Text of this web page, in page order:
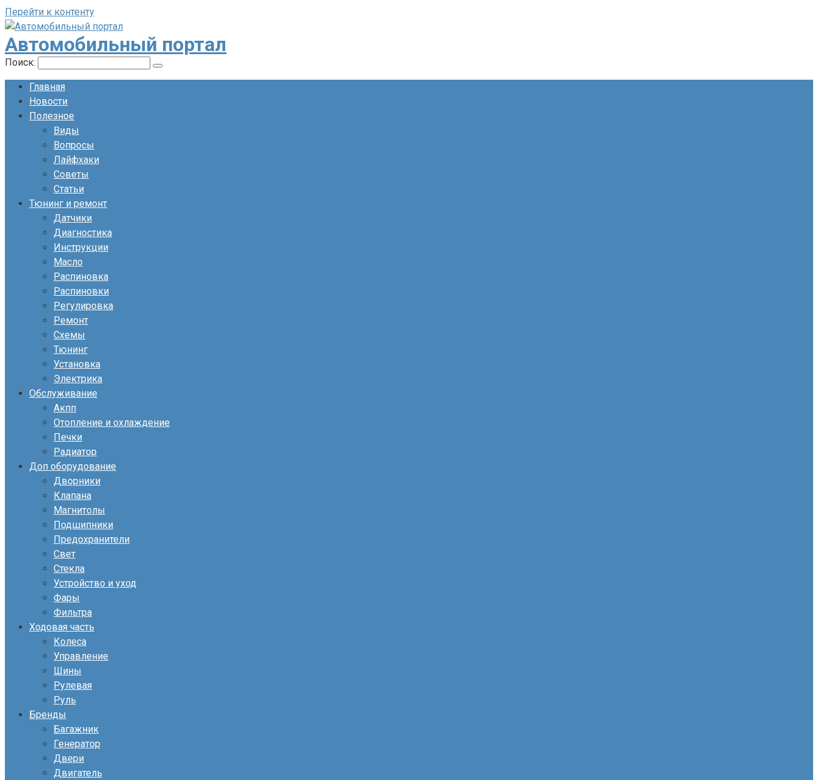
Перейти к контенту
Автомобильный портал
Поиск:
Главная
Новости
Полезное
Виды
Вопросы
Лайфхаки
Советы
Статьи
Тюнинг и ремонт
Датчики
Диагностика
Инструкции
Масло
Распиновка
Распиновки
Регулировка
Ремонт
Схемы
Тюнинг
Установка
Электрика
Обслуживание
Акпп
Отопление и охлаждение
Печки
Радиатор
Доп оборудование
Дворники
Клапана
Магнитолы
Подшипники
Предохранители
Свет
Стекла
Устройство и уход
Фары
Фильтра
Ходовая часть
Колеса
Управление
Шины
Рулевая
Руль
Бренды
Багажник
Генератор
Двери
Двигатель